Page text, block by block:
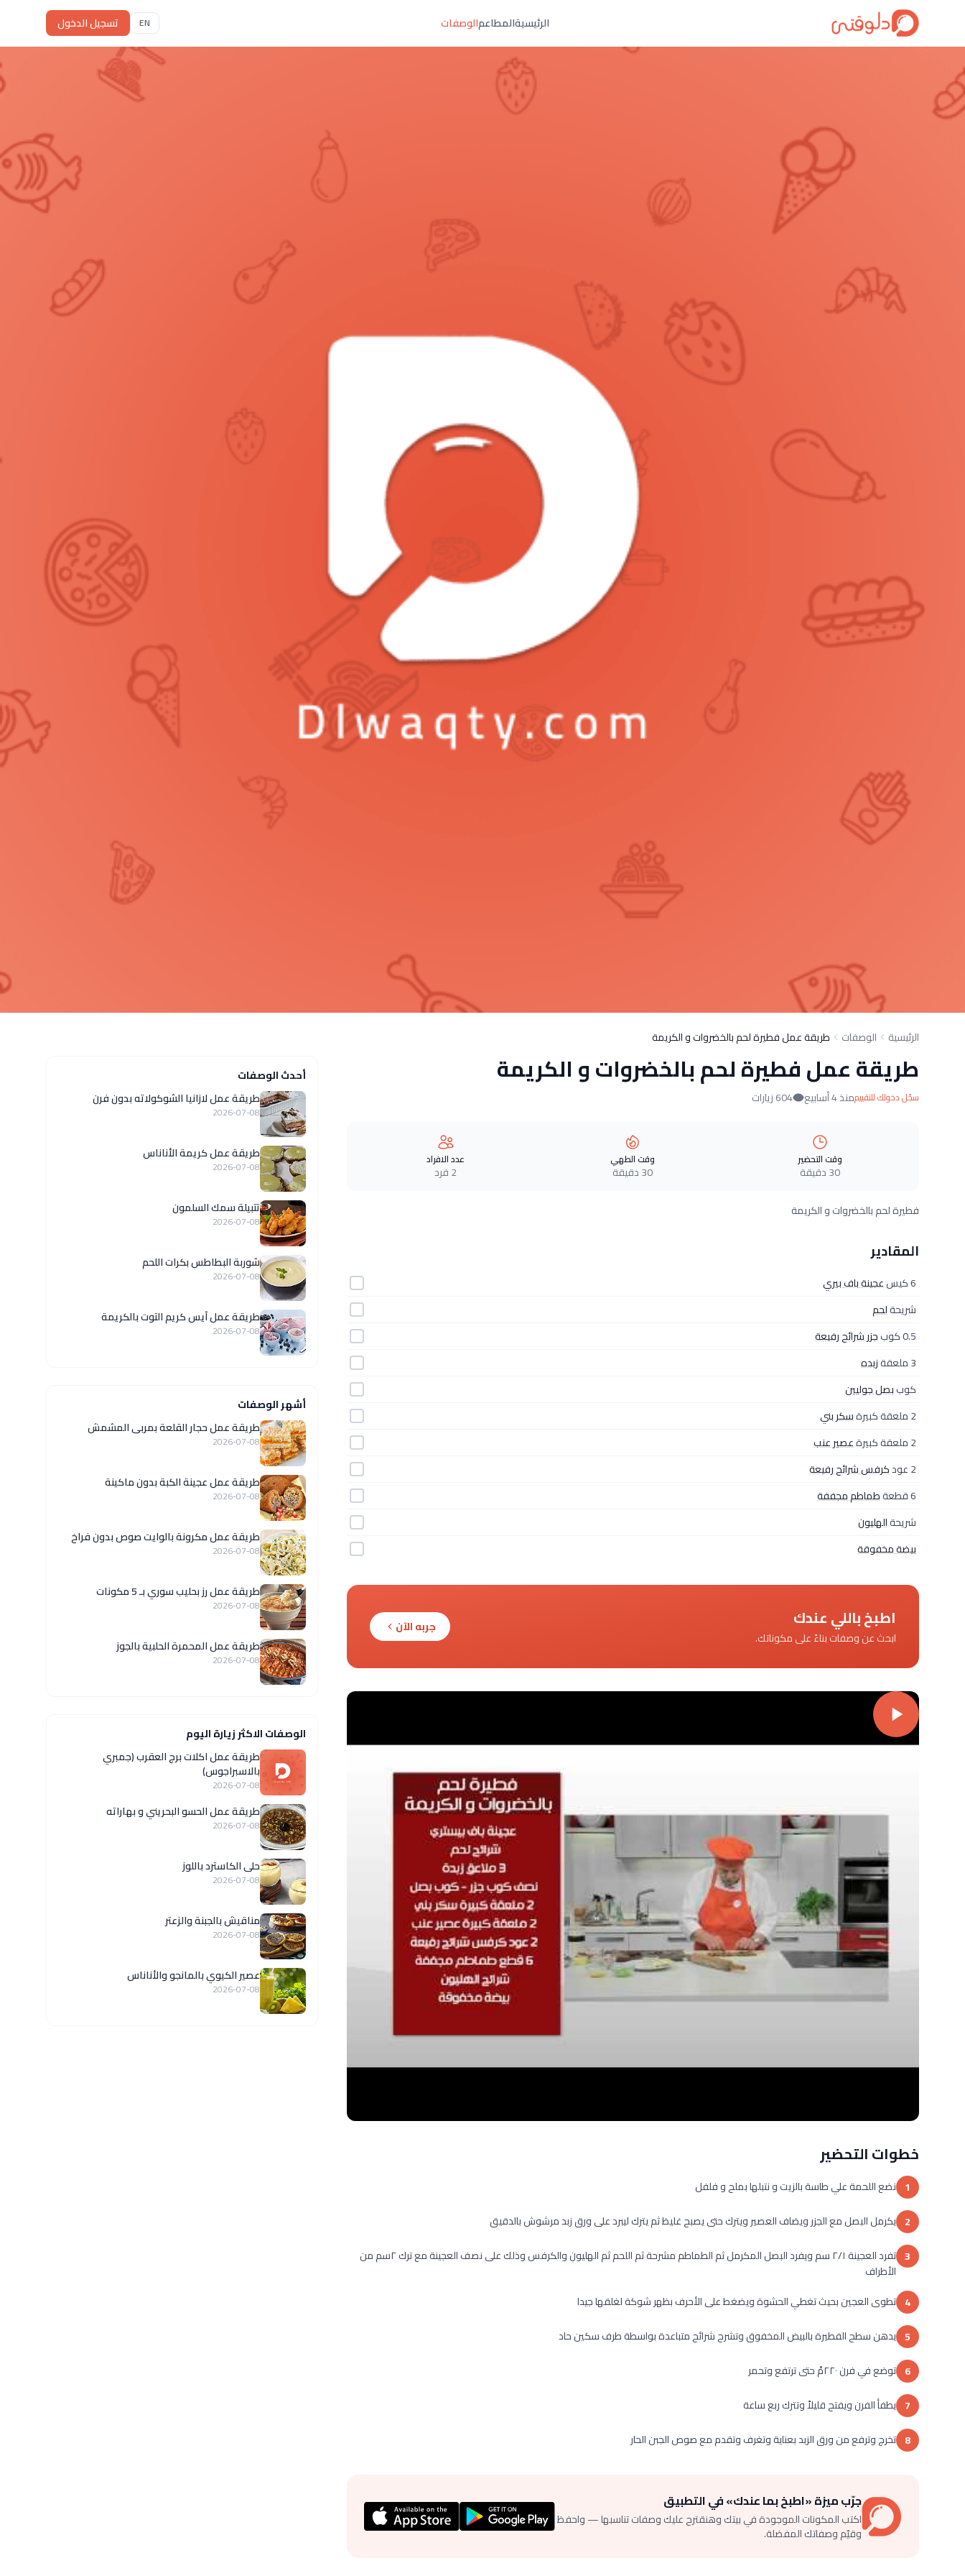
الرئيسيةالمطاعمالوصفات EN تسجيل الدخول
الرئيسية الوصفات طريقة عمل فطيرة لحم بالخضروات و الكريمة
طريقة عمل فطيرة لحم بالخضروات و الكريمة
سجّل دخولك للتقييممنذ 4 أسابيع 604 زيارات
وقت التحضير
30 دقيقة
وقت الطهي
30 دقيقة
عدد الافراد
2 فرد
فطيرة لحم بالخضروات و الكريمة
المقادير
6 كيس
عجينة باف بيري
شريحةلحم
0.5 كوب
جزر شرائح رفيعة
3 ملعقة
زبده
كوببصل جوليين
2 ملعقة كبيرة
سكر بني
2 ملعقة كبيرة
عصير عنب
2 عود
كرفس شرائح رفيعة
6 قطعة
طماطم مجففة
شريحةالهليون
بيضة مخفوقة
اطبخ باللي عندك
ابحث عن وصفات بناءً على مكوناتك.
جربه الآن
خطوات التحضير
1 نضع اللحمة علي طاسة بالزيت و نتبلها بملح و فلفل
2 يكرمل البصل مع الجزر ويضاف العصير ويترك حتى يصبح غليظ ثم يترك ليبرد على ورق زبد مرشوش بالدقيق
3
تفرد العجينة ٢/١ سم ويفرد البصل المكرمل ثم الطماطم مشرحة ثم اللحم ثم الهليون والكرفس وذلك على نصف العجينة مع ترك ٢سم من
الأطراف
4 تطوى العجين بحيث تغطي الحشوة ويضغط على الأحرف بظهر شوكة لغلقها جيدا
5 يدهن سطح الفطيرة بالبيض المخفوق وتشرح شرائح متباعدة بواسطة طرف سكين حاد
6 توضع في فرن ٢٢٠مْ حتى ترتفع وتحمر
7 يطفأ الفرن ويفتح قليلاً وتترك ربع ساعة
8 تخرج وترفع من ورق الزبد بعناية وتغرف وتقدم مع صوص الجبن الحار
جرّب ميزة «اطبخ بما عندك» في التطبيق
اكتب المكونات الموجودة في بيتك وهنقترح عليك وصفات تناسبها — واحفظ
وقيّم وصفاتك المفضلة.
أحدث الوصفات
طريقة عمل لازانيا الشوكولاته بدون فرن
2026-07-08
طريقة عمل كريمة الأناناس
2026-07-08
تتبيلة سمك السلمون
2026-07-08
شوربة البطاطس بكرات اللحم
2026-07-08
طريقة عمل آيس كريم التوت بالكريمة
2026-07-08
أشهر الوصفات
طريقة عمل حجار القلعة بمربى المشمش
2026-07-08
طريقة عمل عجينة الكبة بدون ماكينة
2026-07-08
طريقة عمل مكرونة بالوايت صوص بدون فراخ
2026-07-08
طريقة عمل رز بحليب سوري بـ 5 مكونات
2026-07-08
طريقة عمل المحمرة الحلبية بالجوز
2026-07-08
الوصفات الاكثر زيارة اليوم
طريقة عمل اكلات برج العقرب (جمبري
بالاسبراجوس)
2026-07-08
طريقة عمل الحسو البحريني و بهاراته
2026-07-08
حلى الكاسترد باللوز
2026-07-08
مناقيش بالجبنة والزعتر
2026-07-08
عصير الكيوي بالمانجو والأناناس
2026-07-08